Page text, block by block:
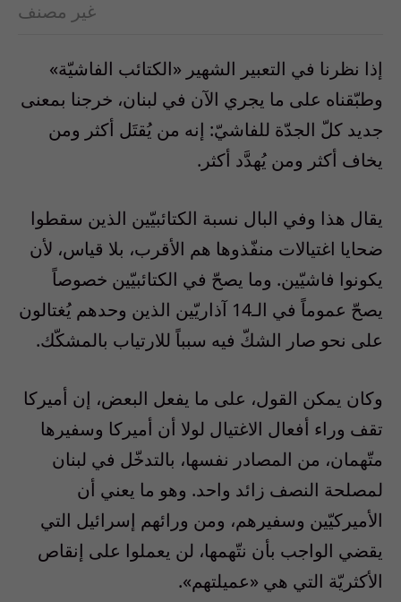
غير مصنف
إذا نظرنا في التعبير الشهير «الكتائب الفاشيّة»
وطبّقناه على ما يجري الآن في لبنان، خرجنا بمعنى
جديد كلّ الجدّة للفاشيّ: إنه من يُقتَل أكثر ومن
يخاف أكثر ومن يُهدَّد أكثر.
يقال هذا وفي البال نسبة الكتائبيّين الذين سقطوا
ضحايا اغتيالات منفّذوها هم الأقرب، بلا قياس، لأن
يكونوا فاشيّين. وما يصحّ في الكتائبيّين خصوصاً
يصحّ عموماً في الـ14 آذاريّين الذين وحدهم يُغتالون
على نحو صار الشكّ فيه سبباً للارتياب بالمشكّك.
وكان يمكن القول، على ما يفعل البعض، إن أميركا
تقف وراء أفعال الاغتيال لولا أن أميركا وسفيرها
متّهمان، من المصادر نفسها، بالتدخّل في لبنان
لمصلحة النصف زائد واحد. وهو ما يعني أن
الأميركيّين وسفيرهم، ومن ورائهم إسرائيل التي
يقضي الواجب بأن نتّهمها، لن يعملوا على إنقاص
الأكثريّة التي هي «عميلتهم».